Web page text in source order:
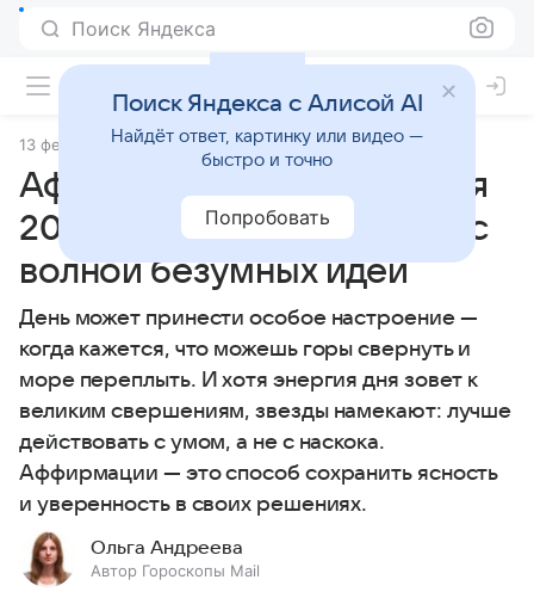
Поиск Яндекса
13 февраля 2025 Статьи
Аффирмации на 13 февраля
2025 года: как справиться с
волной безумных идей
День может принести особое настроение —
когда кажется, что можешь горы свернуть и
море переплыть. И хотя энергия дня зовет к
великим свершениям, звезды намекают: лучше
действовать с умом, а не с наскока.
Аффирмации — это способ сохранить ясность
и уверенность в своих решениях.
Ольга Андреева
Автор Гороскопы Mail
Поиск Яндекса с Алисой AI
Найдёт ответ, картинку или видео —
быстро и точно
Попробовать